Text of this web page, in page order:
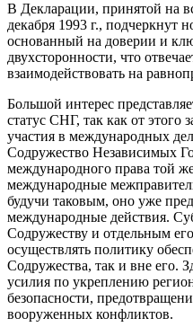
В Декларации, принятой на
декабря 1993 г., подчеркнут
основанный на доверии и
двухсторонности, что
взаимодействовать на
Большой интерес
статус СНГ, так как от этого
участия в международных
Содружество Независимых
международного права той
международные
будучи таковым, оно уже
международные действия.
Содружеству и отдельным
осуществлять политику
Содружества, так и вне его.
усилия по укреплению
безопасности,
вооруженных конфликтов.